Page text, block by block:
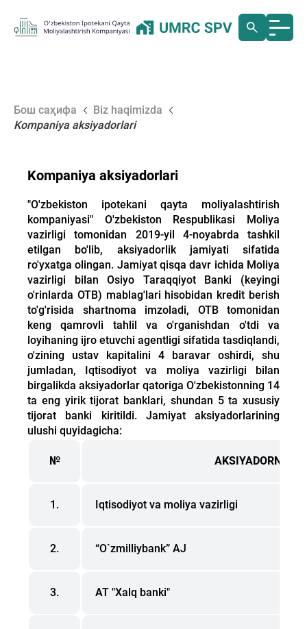
Бош саҳифа
Biz haqimizda
Kompaniya aksiyadorlari
Kompaniya aksiyadorlari
"O'zbekiston ipotekani qayta moliyalashtirish
kompaniyasi" O'zbekiston Respublikasi Moliya
vazirligi tomonidan 2019-yil 4-noyabrda tashkil
etilgan bo'lib, aksiyadorlik jamiyati sifatida
ro'yxatga olingan. Jamiyat qisqa davr ichida Moliya
vazirligi bilan Osiyo Taraqqiyot Banki (keyingi
o'rinlarda OTB) mablag'lari hisobidan kredit berish
to'g'risida shartnoma imzoladi, OTB tomonidan
keng qamrovli tahlil va o'rganishdan o'tdi va
loyihaning ijro etuvchi agentligi sifatida tasdiqlandi,
o'zining ustav kapitalini 4 baravar oshirdi, shu
jumladan, Iqtisodiyot va moliya vazirligi bilan
birgalikda aksiyadorlar qatoriga O'zbekistonning 14
ta eng yirik tijorat banklari, shundan 5 ta xususiy
tijorat banki kiritildi. Jamiyat aksiyadorlarining
ulushi quyidagicha:
№ AKSIYADORNING
1. Iqtisodiyot va moliya vazirligi
2. “O`zmilliybank” AJ
3. AT "Xalq banki"